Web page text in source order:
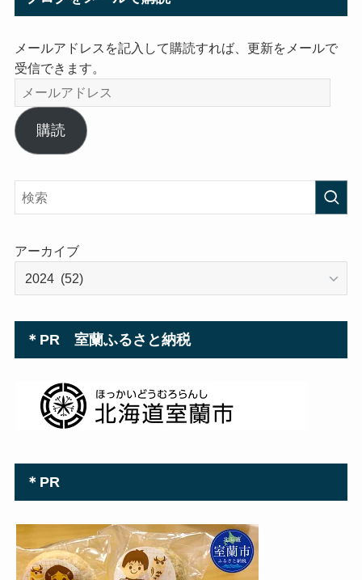
メールアドレスを記入して購読すれば、更新をメールで
受信できます。
メ
ー
ル
ア
レ
ス
購読
アーカイブ
＊PR 室蘭ふるさと納税
＊PR